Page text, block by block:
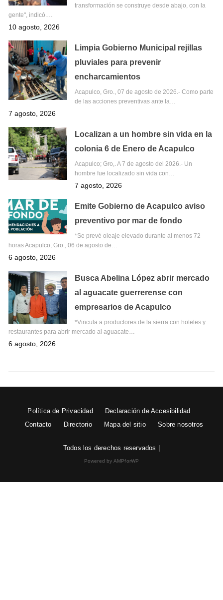
transformación se construye desde abajo, con la
gente", indicó.…
10 agosto, 2026
Limpia Gobierno Municipal rejillas
pluviales para prevenir
encharcamientos
Acapulco, Gro., 07 de agosto de 2026.- Como parte
de las acciones preventivas ante la…
7 agosto, 2026
Localizan a un hombre sin vida en la
colonia 6 de Enero de Acapulco
Acapulco; Gro,. A 7 de agosto del 2026.- Un
hombre fue localizado sin vida con…
7 agosto, 2026
Emite Gobierno de Acapulco aviso
preventivo por mar de fondo
*Se prevé oleaje elevado durante al menos 72
horas Acapulco, Gro., 06 de agosto de…
6 agosto, 2026
Busca Abelina López abrir mercado
al aguacate guerrerense con
empresarios de Acapulco
*Vincula a productores de la sierra con hoteles y
restaurantes para abrir mercado al aguacate…
6 agosto, 2026
Política de Privacidad
Declaración de Accesibilidad
Contacto
Directorio Mapa del sitio Sobre nosotros
Todos los derechos reservados |
Powered by AMPforWP